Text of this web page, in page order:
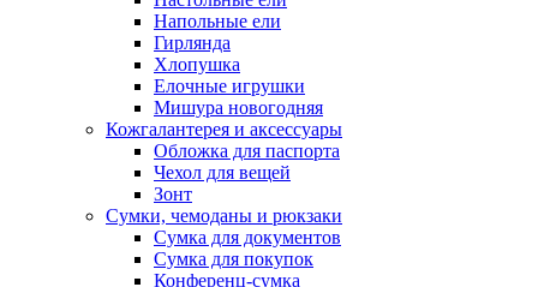
Напольные ели
Гирлянда
Хлопушка
Елочные игрушки
Мишура новогодняя
Кожгалантерея и аксессуары
Обложка для паспорта
Чехол для вещей
Зонт
Сумки, чемоданы и рюкзаки
Сумка для документов
Сумка для покупок
Конференц-сумка